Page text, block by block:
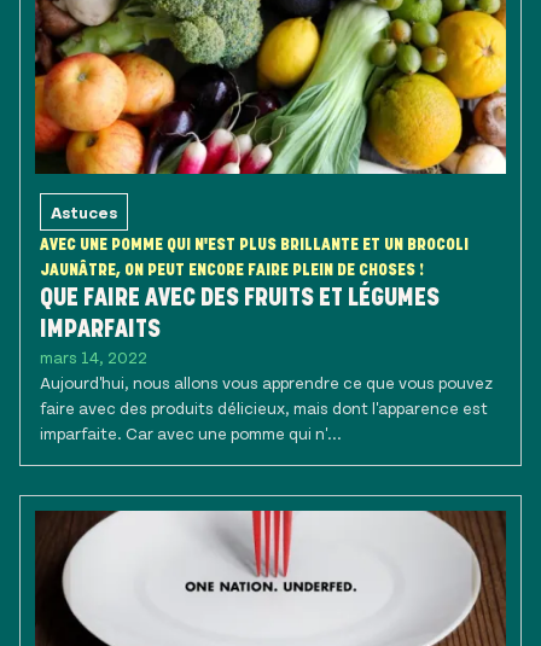
Astuces
AVEC UNE POMME QUI N'EST PLUS BRILLANTE ET UN BROCOLI
JAUNÂTRE, ON PEUT ENCORE FAIRE PLEIN DE CHOSES !
QUE FAIRE AVEC DES FRUITS ET LÉGUMES
IMPARFAITS
mars 14, 2022
Aujourd'hui, nous allons vous apprendre ce que vous pouvez
faire avec des produits délicieux, mais dont l'apparence est
imparfaite. Car avec une pomme qui n'...